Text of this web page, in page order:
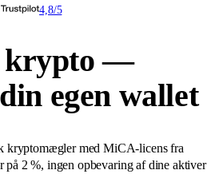
4,8/5
krypto —
egen wallet
kryptomægler med MiCA-licens fra
på 2 %, ingen opbevaring af dine aktiver